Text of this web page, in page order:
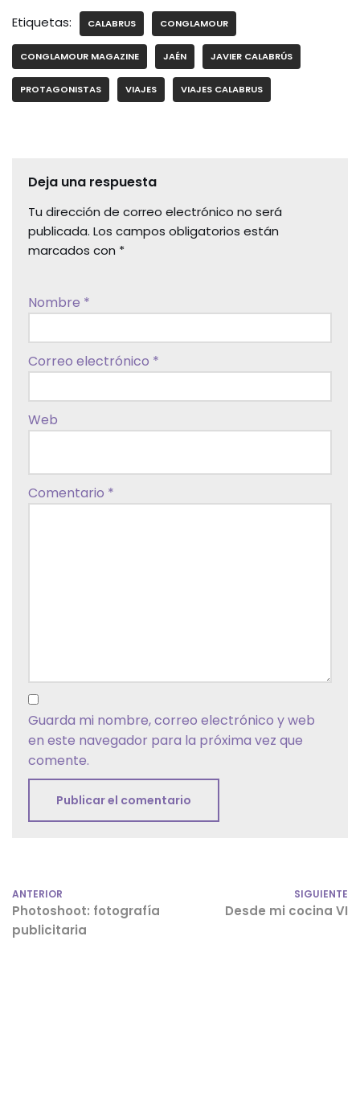
Etiquetas: CALABRUS CONGLAMOUR
CONGLAMOUR MAGAZINE JAÉN JAVIER CALABRÚS
PROTAGONISTAS VIAJES VIAJES CALABRUS
Deja una respuesta
Tu dirección de correo electrónico no será
publicada. Los campos obligatorios están
marcados con *
Nombre *
Correo electrónico *
Web
Comentario *
Guarda mi nombre, correo electrónico y web
en este navegador para la próxima vez que
comente.
ANTERIOR
Photoshoot: fotografía
publicitaria
SIGUIENTE
Desde mi cocina VI